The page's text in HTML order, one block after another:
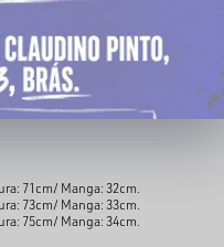
71cm/ Manga: 32cm.
73cm/ Manga: 33cm.
75cm/ Manga: 34cm.
71cm/ Manga: 32cm.
73cm/ Manga: 33cm.
75cm/ Manga: 34cm.